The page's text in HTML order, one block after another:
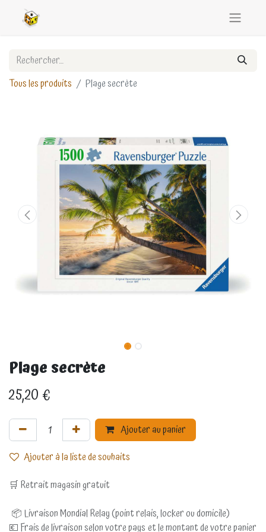
Tous les produits Plage secrète
Plage secrète
25,20€
Ajouter au panier
Ajouter à la liste de souhaits
🛒 Retrait magasin gratuit
📦 Livraison Mondial Relay (point relais, locker ou domicile)
💶 Frais de livraison selon votre pays et le montant de votre panier